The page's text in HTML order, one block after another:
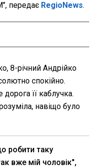
передає RegioNews.
8-річний Андрійко
спокійно.
її каблучка.
навіщо було
робити таку
вже мій чоловік",